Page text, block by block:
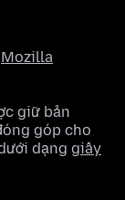
Mozilla
giữ bản
góp cho
dạng giấy